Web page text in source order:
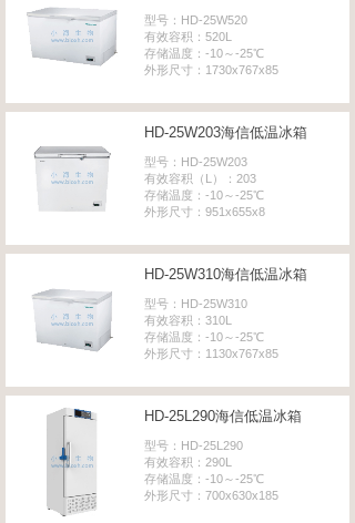
型号：HD-25W520
有效容积：520L
存储温度：-10～-25℃
外形尺寸：1730x767x85
HD-25W203海信低温冰箱
型号：HD-25W203
有效容积（L）：203
存储温度：-10～-25℃
外形尺寸：951x655x8
HD-25W310海信低温冰箱
型号：HD-25W310
有效容积：310L
存储温度：-10～-25℃
外形尺寸：1130x767x85
HD-25L290海信低温冰箱
型号：HD-25L290
有效容积：290L
存储温度：-10～-25℃
外形尺寸：700x630x185